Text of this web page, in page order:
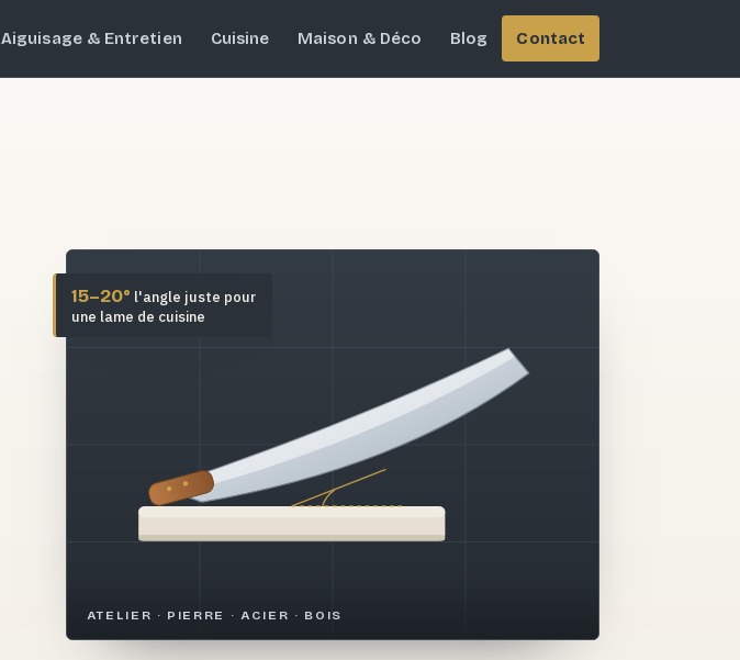
Aiguisage & Entretien Cuisine Maison & Déco Blog Contact
ATELIER · PIERRE · ACIER · BOIS
15–20° l'angle juste pour
une lame de cuisine